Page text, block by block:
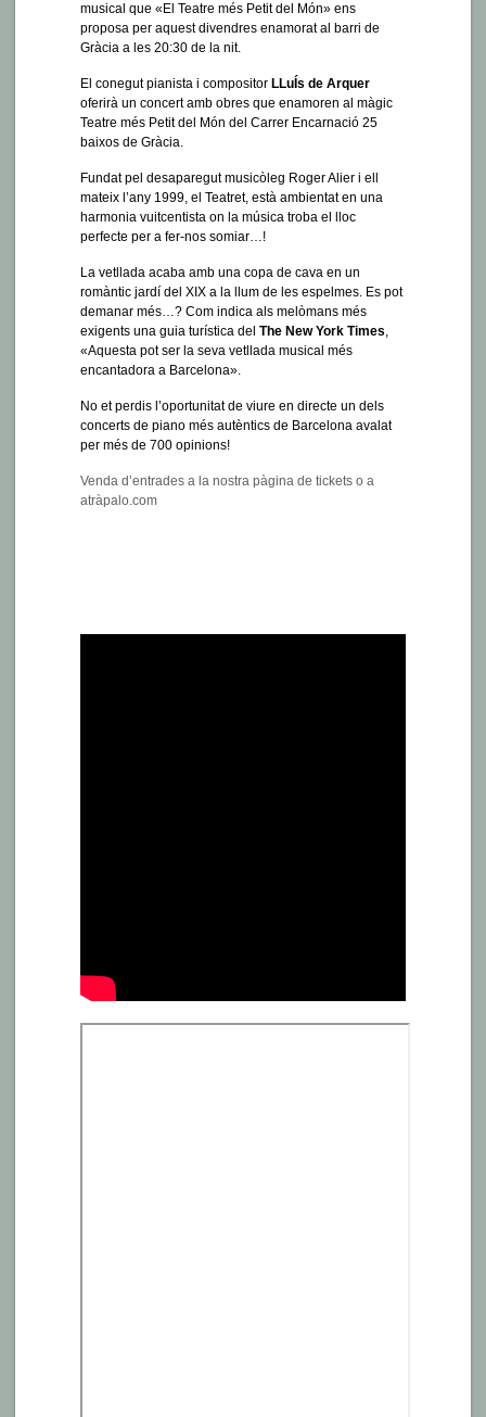
musical que «El Teatre més Petit del Món» ens
proposa per aquest divendres enamorat al barri de
Gràcia a les 20:30 de la nit.
El conegut pianista i compositor LLuÍs de Arquer
oferirà un concert amb obres que enamoren al màgic
Teatre més Petit del Món del Carrer Encarnació 25
baixos de Gràcia.
Fundat pel desaparegut musicòleg Roger Alier i ell
mateix l’any 1999, el Teatret, està ambientat en una
harmonia vuitcentista on la música troba el lloc
perfecte per a fer-nos somiar…!
La vetllada acaba amb una copa de cava en un
romàntic jardí del XIX a la llum de les espelmes. Es pot
demanar més…? Com indica als melòmans més
exigents una guia turística del The New York Times,
«Aquesta pot ser la seva vetllada musical més
encantadora a Barcelona».
No et perdis l’oportunitat de viure en directe un dels
concerts de piano més autèntics de Barcelona avalat
per més de 700 opinions!
Venda d’entrades a la nostra pàgina de tickets o a
atràpalo.com